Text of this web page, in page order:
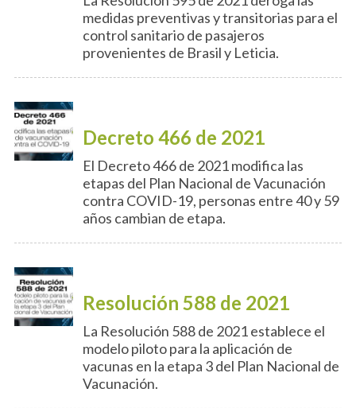
medidas preventivas y transitorias para el
control sanitario de pasajeros
provenientes de Brasil y Leticia.
Decreto 466 de 2021
El Decreto 466 de 2021 modifica las
etapas del Plan Nacional de Vacunación
contra COVID-19, personas entre 40 y 59
años cambian de etapa.
Resolución 588 de 2021
La Resolución 588 de 2021 establece el
modelo piloto para la aplicación de
vacunas en la etapa 3 del Plan Nacional de
Vacunación.